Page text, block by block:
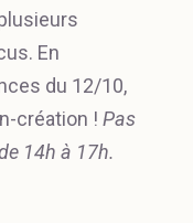
En
du 12/10,
création ! Pas
14h à 17h.